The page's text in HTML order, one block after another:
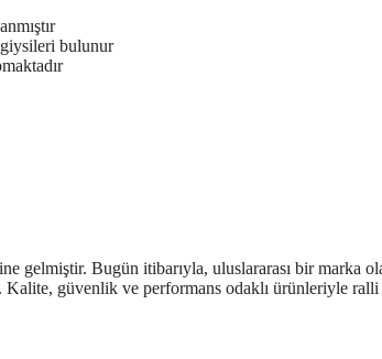
bulunur
gelmiştir. Bugün itibarıyla, uluslararası bir marka
Kalite, güvenlik ve performans odaklı ürünleriyle ralli